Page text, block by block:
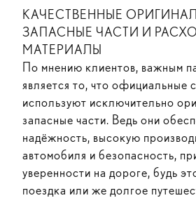
КАЧЕСТВЕННЫЕ
ЗАПАСНЫЕ ЧАСТИ И
МАТЕРИАЛЫ
По мнению клиентов, важным
является то, что официальные
используют исключительно
запасные части. Ведь они
надёжность, высокую
автомобиля и безопасность,
уверенности на дороге, будь
поездка или же долгое